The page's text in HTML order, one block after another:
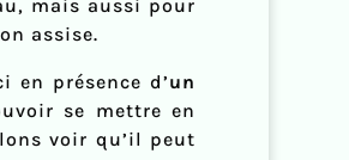
mais aussi pour
assise.
présence d’un
se mettre en
voir qu’il peut